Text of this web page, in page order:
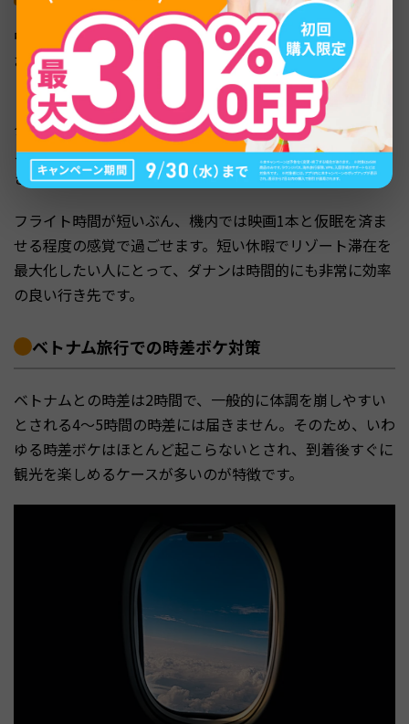
中部のリゾート都市ダナンへの直行便は、東京や関西から
およそ5時間〜6時間ほどです。往路と復路で大きな差はな
く、片道5時間台がひとつの目安となります。
ダナン国際空港は市内中心部から車で10〜15分とアクセ
スが良く、到着してすぐにビーチエリアやホテルへ移動で
きる点も人気の理由です。
フライト時間が短いぶん、機内では映画1本と仮眠を済ま
せる程度の感覚で過ごせます。短い休暇でリゾート滞在を
最大化したい人にとって、ダナンは時間的にも非常に効率
の良い行き先です。
ベトナム旅行での時差ボケ対策
ベトナムとの時差は2時間で、一般的に体調を崩しやすい
とされる4〜5時間の時差には届きません。そのため、いわ
ゆる時差ボケはほとんど起こらないとされ、到着後すぐに
観光を楽しめるケースが多いのが特徴です。